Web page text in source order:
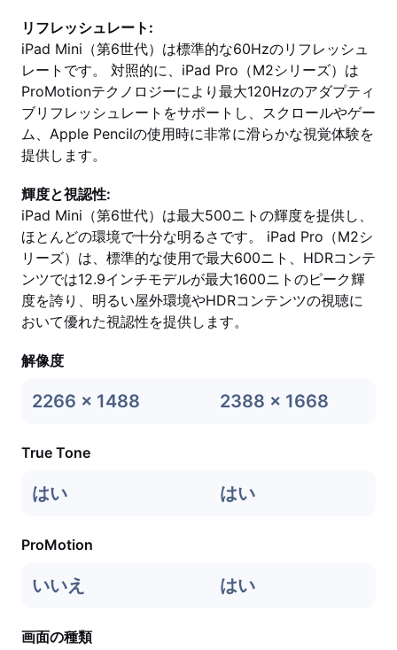
リフレッシュレート:
iPad Mini（第6世代）は標準的な60Hzのリフレッシュ
レートです。 対照的に、iPad Pro（M2シリーズ）は
ProMotionテクノロジーにより最大120Hzのアダプティ
ブリフレッシュレートをサポートし、スクロールやゲー
ム、Apple Pencilの使用時に非常に滑らかな視覚体験を
提供します。
輝度と視認性:
iPad Mini（第6世代）は最大500ニトの輝度を提供し、
ほとんどの環境で十分な明るさです。 iPad Pro（M2シ
リーズ）は、標準的な使用で最大600ニト、HDRコンテ
ンツでは12.9インチモデルが最大1600ニトのピーク輝
度を誇り、明るい屋外環境やHDRコンテンツの視聴に
おいて優れた視認性を提供します。
解像度
2266 x 1488 2388 x 1668
True Tone
はい はい
ProMotion
いいえ はい
画面の種類